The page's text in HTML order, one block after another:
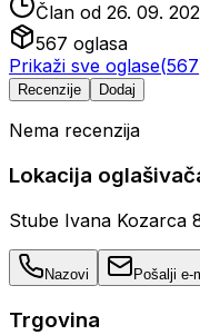
Član od 26. 09.
567 oglasa
Prikaži sve oglase(567
Recenzije Dodaj
Nema recenzija
Lokacija
Stube Ivana Kozarca
Nazovi Pošalji e-
Trgovina